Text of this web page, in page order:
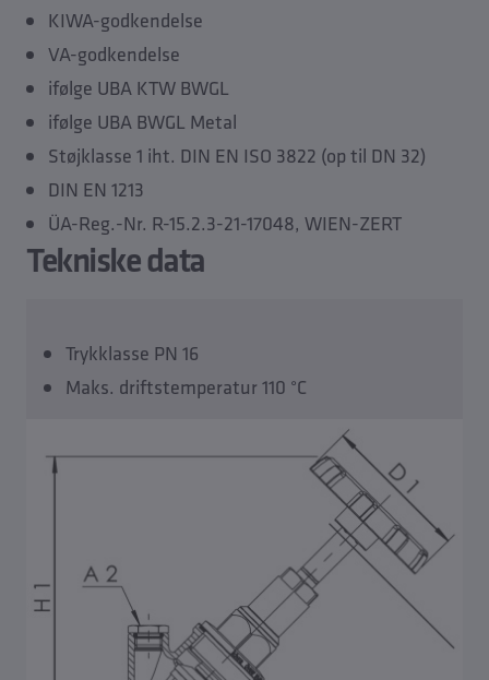
KIWA-godkendelse
VA-godkendelse
ifølge UBA KTW BWGL
ifølge UBA BWGL Metal
Støjklasse 1 iht. DIN EN ISO 3822 (op til DN 32)
DIN EN 1213
ÜA-Reg.-Nr. R-15.2.3-21-17048, WIEN-ZERT
Tekniske data
Trykklasse PN 16
Maks. driftstemperatur 110 °C